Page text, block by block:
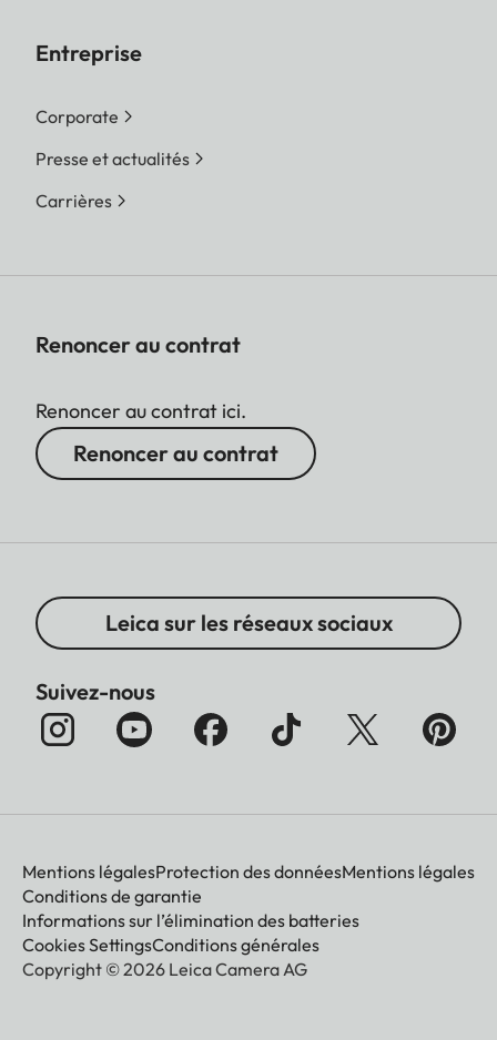
Entreprise
Corporate
Presse et actualités
Carrières
Renoncer au contrat
Renoncer au contrat ici.
Renoncer au contrat
Leica sur les réseaux sociaux
Suivez-nous
Mentions légalesProtection des donnéesMentions légales
Conditions de garantie
Informations sur l’élimination des batteries
Cookies SettingsConditions générales
Copyright © 2026 Leica Camera AG